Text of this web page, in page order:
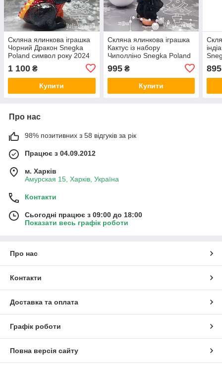
Скляна ялинкова іграшка
Чорний Дракон Snegka
Poland символ року 2024
1 100 ₴
Купити
Скляна ялинкова іграшка
Кактус із набору
Чиполліно Snegka Poland
колекції Irena.
995₴
Купити
895
Про нас
98% позитивних з 58 відгуків за рік
Працює з 04.09.2012
м. Харків
Амурская 15, Харків, Україна
Контакти
Сьогодні працює з 09:00 до 18:00
Показати весь графік роботи
Про нас
Контакти
Доставка та оплата
Графік роботи
Повна версія сайту